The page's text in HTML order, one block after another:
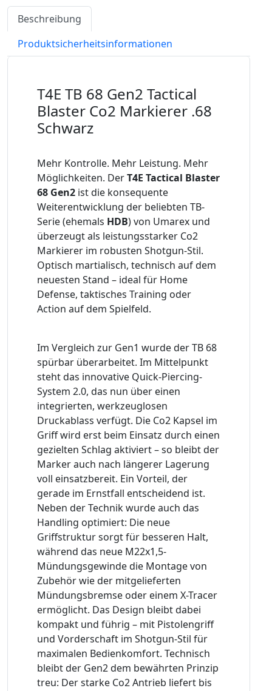
Beschreibung
Produktsicherheitsinformationen
T4E TB 68 Gen2 Tactical
Blaster Co2 Markierer .68
Schwarz
Mehr Kontrolle. Mehr Leistung. Mehr
Möglichkeiten. DerT4E Tactical Blaster
68 Gen2 ist die konsequente
Weiterentwicklung der beliebten TB-
Serie (ehemals HDB) von Umarex und
überzeugt als leistungsstarker Co2
Markierer im robusten Shotgun-Stil.
Optisch martialisch, technisch auf dem
neuesten Stand – ideal für Home
Defense, taktisches Training oder
Action auf dem Spielfeld.
Im Vergleich zur Gen1 wurde der TB 68
spürbar überarbeitet. Im Mittelpunkt
steht das innovative Quick-Piercing-
System 2.0, das nun über einen
integrierten, werkzeuglosen
Druckablass verfügt. Die Co2 Kapsel im
Griff wird erst beim Einsatz durch einen
gezielten Schlag aktiviert – so bleibt der
Marker auch nach längerer Lagerung
voll einsatzbereit. Ein Vorteil, der
gerade im Ernstfall entscheidend ist.
Neben der Technik wurde auch das
Handling optimiert: Die neue
Griffstruktur sorgt für besseren Halt,
während das neue M22x1,5-
Mündungsgewinde die Montage von
Zubehör wie der mitgelieferten
Mündungsbremse oder einem X-Tracer
ermöglicht. Das Design bleibt dabei
kompakt und führig – mit Pistolengriff
und Vorderschaft im Shotgun-Stil für
maximalen Bedienkomfort. Technisch
bleibt der Gen2 dem bewährten Prinzip
treu: Der starke Co2 Antrieb liefert bis